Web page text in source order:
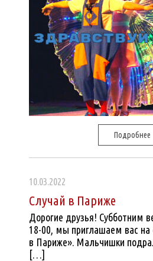
Подробнее
10.03.2022
Случай в Париже
Дорогие друзья! Субботним
18-00, мы приглашаем вас на
в Париже». Мальчишки
[…]